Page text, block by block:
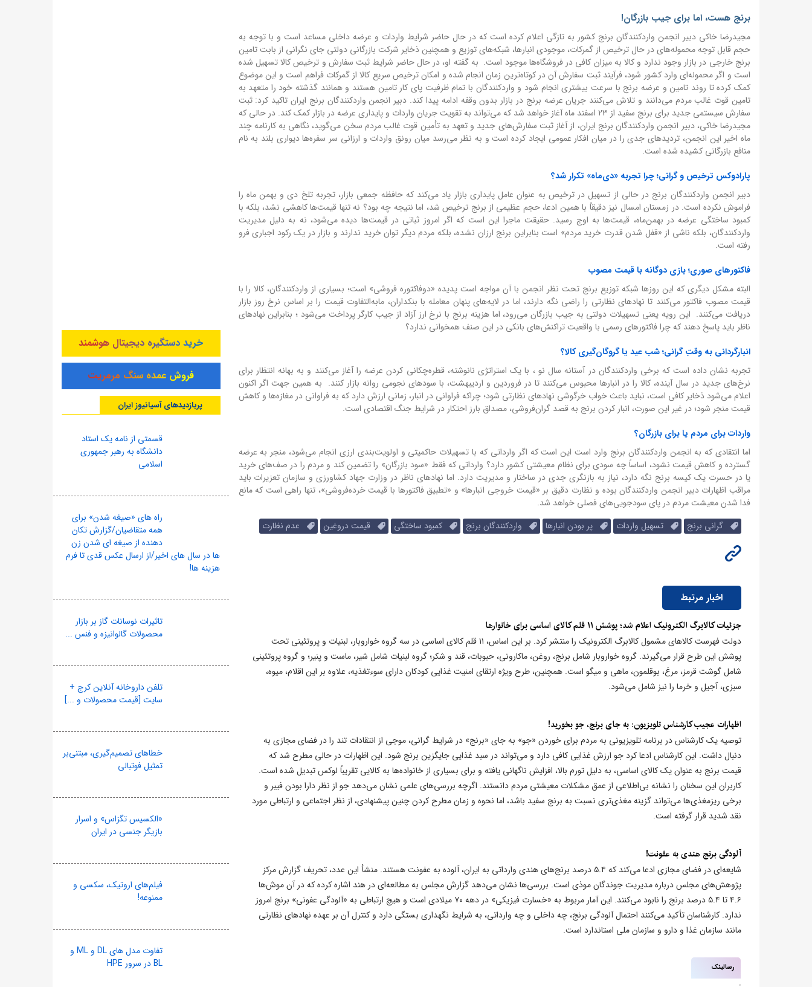
برنج هست، اما برای جیب بازرگان!
مجیدرضا خاکی دبیر انجمن واردکنندگان برنج کشور به تازگی اعلام کرده است که در حال حاضر شرایط واردات و عرضه داخلی مساعد است و با توجه به
حجم قابل توجه محموله‌های در حال ترخیص از گمرکات، موجودی انبارها، شبکه‌های توزیع و همچنین ذخایر شرکت بازرگانی دولتی جای نگرانی از بابت تامین
برنج خارجی در بازار وجود ندارد و کالا به میزان کافی در فروشگاه‌ها موجود است. به گفته او، در حال حاضر شرایط ثبت سفارش و ترخیص کالا تسهیل شده
است و اگر محموله‌ای وارد کشور شود، فرآیند ثبت سفارش آن در کوتاه‌ترین زمان انجام شده و امکان ترخیص سریع کالا از گمرکات فراهم است و این موضوع
کمک کرده تا روند تامین و عرضه برنج با سرعت بیشتری انجام شود و واردکنندگان با تمام ظرفیت پای کار تامین هستند و همانند گذشته خود را متعهد به
تامین قوت غالب مردم می‌دانند و تلاش می‌کنند جریان عرضه برنج در بازار بدون وقفه ادامه پیدا کند. دبیر انجمن واردکنندگان برنج ایران تاکید کرد: ثبت
سفارش سیستمی جدید برای برنج سفید از 23 اسفند ماه آغاز خواهد شد که می‌تواند به تقویت جریان واردات و پایداری عرضه در بازار کمک کند.
در حالی که
مجیدرضا خاکی، دبیر انجمن واردکنندگان برنج ایران، از آغاز ثبت سفارش‌های جدید و تعهد به تأمین قوت غالب مردم سخن می‌گوید، نگاهی به کارنامه چند
ماه اخیر این انجمن، تردیدهای جدی را در میان افکار عمومی ایجاد کرده است و به نظر می‌رسد میان رونق واردات و ارزانی سر سفره‌ها دیواری بلند به نام
منافع بازرگانی کشیده شده است.
پارادوکس ترخیص و گرانی؛ چرا تجربه «دی‌ماه» تکرار شد؟
دبیر انجمن واردکنندگان برنج در حالی از تسهیل در ترخیص به عنوان عامل پایداری بازار یاد می‌کند که حافظه جمعی بازار، تجربه تلخ دی و بهمن ماه را
فراموش نکرده است. در زمستان امسال نیز دقیقاً با همین ادعا، حجم عظیمی از برنج ترخیص شد، اما نتیجه چه بود؟ نه تنها قیمت‌ها کاهشی نشد، بلکه با
کمبود ساختگی عرضه در بهمن‌ماه، قیمت‌ها به اوج رسید.حقیقت ماجرا این است که اگر امروز ثباتی در قیمت‌ها دیده می‌شود، نه به دلیل مدیریت
واردکنندگان، بلکه ناشی از «قفل شدن قدرت خرید مردم» است بنابراین برنج ارزان نشده، بلکه مردم دیگر توان خرید ندارند و بازار در یک رکود اجباری فرو
رفته است.
فاکتورهای صوری؛ بازی دوگانه با قیمت مصوب
البته مشکل دیگری که این روزها شبکه توزیع برنج تحت نظر انجمن با آن مواجه است پدیده «دوفاکتوره فروشی» است؛ بسیاری از واردکنندگان، کالا را با
قیمت مصوب فاکتور می‌کنند تا نهادهای نظارتی را راضی نگه دارند، اما در لایه‌های پنهان معامله با بنکداران، مابه‌التفاوت قیمت را بر اساس نرخ روز بازار
دریافت می‌کنند. این رویه یعنی تسهیلات دولتی به جیب بازرگان می‌رود، اما هزینه برنج با نرخ ارز آزاد از جیب کارگر پرداخت می‌شود ؛ بنابراین نهادهای
ناظر باید پاسخ دهند که چرا فاکتورهای رسمی با واقعیت تراکنش‌های بانکی در این صنف همخوانی ندارد؟
انبارگردانی به وقتِ گرانی؛ شب عید یا گروگان‌گیری کالا؟
تجربه نشان داده است که برخی واردکنندگان در آستانه سال نو ، با یک استراتژی نانوشته، قطره‌چکانی کردن عرضه را آغاز می‌کنند و به بهانه انتظار برای
نرخ‌های جدید در سال آینده، کالا را در انبارها محبوس می‌کنند تا در فروردین و اردیبهشت، با سودهای نجومی روانه بازار کنند. به همین جهت اگر اکنون
اعلام می‌شود ذخایر کافی است، نباید باعث خواب خرگوشی نهادهای نظارتی شود؛ چراکه فراوانی در انبار، زمانی ارزش دارد که به فراوانی در مغازه‌ها و کاهش
قیمت منجر شود؛ در غیر این صورت، انبار کردن برنج به قصد گران‌فروشی، مصداق بارز احتکار در شرایط جنگ اقتصادی است.
واردات برای مردم یا برای بازرگان؟
اما انتقادی که به انجمن واردکنندگان برنج وارد است این است که اگر وارداتی که با تسهیلات حاکمیتی و اولویت‌بندی ارزی انجام می‌شود، منجر به عرضه
گسترده و کاهش قیمت نشود، اساساً چه سودی برای نظام معیشتی کشور دارد؟ وارداتی که فقط «سود بازرگان» را تضمین کند و مردم را در صف‌های خرید
یا در حسرت یک کیسه برنج نگه دارد، نیاز به بازنگری جدی در ساختار و مدیریت دارد. اما نهادهای ناظر در وزارت جهاد کشاورزی و سازمان تعزیرات باید
مراقب اظهارات دبیر انجمن واردکنندگان بوده و نظارت دقیق بر «قیمت خروجی انبارها» و «تطبیق فاکتورها با قیمت خرده‌فروشی»، تنها راهی است که مانع
فدا شدن معیشت مردم در پای سودجویی‌های فصلی خواهد شد.
گرانی برنج
تسهیل واردات پر بودن انبارها واردکنندگان برنج کمبود ساختگی قیمت دروغین عدم نظارت
اخبار مرتبط
جزئیات کالابرگ الکترونیک اعلام شد؛ پوشش ۱۱ قلم کالای اساسی برای خانوارها
دولت فهرست کالاهای مشمول کالابرگ الکترونیک را منتشر کرد. بر این اساس، ۱۱ قلم کالای اساسی در سه گروه خواروبار، لبنیات و پروتئینی تحت
پوشش این طرح قرار می‌گیرند. گروه خواروبار شامل برنج، روغن، ماکارونی، حبوبات، قند و شکر؛ گروه لبنیات شامل شیر، ماست و پنیر؛ و گروه پروتئینی
شامل گوشت قرمز، مرغ، بوقلمون، ماهی و میگو است. همچنین، طرح ویژه ارتقای امنیت غذایی کودکان دارای سوءتغذیه، علاوه بر این اقلام، میوه،
سبزی، آجیل و خرما را نیز شامل می‌شود.
اظهارات عجیب کارشناس تلویزیون: به جای برنج، جو بخورید!
توصیه یک کارشناس در برنامه تلویزیونی به مردم برای خوردن «جو» به جای «برنج» در شرایط گرانی، موجی از انتقادات تند را در فضای مجازی به
دنبال داشت. این کارشناس ادعا کرد جو ارزش غذایی کافی دارد و می‌تواند در سبد غذایی جایگزین برنج شود. این اظهارات در حالی مطرح شد که
قیمت برنج به عنوان یک کالای اساسی، به دلیل تورم بالا، افزایش ناگهانی یافته و برای بسیاری از خانواده‌ها به کالایی تقریباً لوکس تبدیل شده است.
کاربران این سخنان را نشانه بی‌اطلاعی از عمق مشکلات معیشتی مردم دانستند. اگرچه بررسی‌های علمی نشان می‌دهد جو از نظر دارا بودن فیبر و
برخی ریزمغذی‌ها می‌تواند گزینه مغذی‌تری نسبت به برنج سفید باشد، اما نحوه و زمان مطرح کردن چنین پیشنهادی، از نظر اجتماعی و ارتباطی مورد
نقد شدید قرار گرفته است.
آلودگی برنج هندی به عفونت!
شایعه‌ای در فضای مجازی ادعا می‌کند که ۵.۴ درصد برنج‌های هندی وارداتی به ایران، آلوده به عفونت هستند. منشأ این عدد، تحریف گزارش مرکز
پژوهش‌های مجلس درباره مدیریت جوندگان موذی است. بررسی‌ها نشان می‌دهد گزارش مجلس به مطالعه‌ای در هند اشاره کرده که در آن موش‌ها
۴.۶ تا ۵.۴ درصد برنج را نابود می‌کنند. این آمار مربوط به «خسارت فیزیکی» در دهه ۷۰ میلادی است و هیچ ارتباطی به «آلودگی عفونی» برنج امروز
ندارد. کارشناسان تأکید می‌کنند احتمال آلودگی برنج، چه داخلی و چه وارداتی، به شرایط نگهداری بستگی دارد و کنترل آن بر عهده نهادهای نظارتی
مانند سازمان غذا و دارو و سازمان ملی استاندارد است.
رسالینک
خرید دستگیره دیجیتال هوشمند
فروش عمده سنگ مرمریت
پربازدیدهای آسیانیوز ایران
قسمتی از نامه یک استاد
دانشگاه به رهبر جمهوری
اسلامی
راه های «صیغه شدن» برای
همه متقاضیان/گزارش تکان
دهنده از صیغه ای شدن زن
ها در سال های اخیر/از ارسال عکس قدی تا فرم
هزینه ها!
تاثیرات نوسانات گاز بر بازار
محصولات گالوانیزه و فنس ...
تلفن داروخانه آنلاین کرج +
سایت [قیمت محصولات و ...]
خطاهای تصمیم‌گیری، مبتنی‌بر
تمثیل فوتبالی
«الکسیس تگزاس» و اسرار
بازیگر جنسی در ایران
فیلم‌های اروتیک، سکسی و
ممنوعه!
تفاوت مدل های DL و ML و
BL در سرور HPE